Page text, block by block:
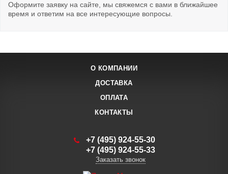
Оформите заявку на сайте, мы свяжемся с вами в ближайшее
время и ответим на все интересующие вопросы.
О КОМПАНИИ
ДОСТАВКА
ОПЛАТА
КОНТАКТЫ
+7 (495) 924-55-30
+7 (495) 924-55-33
Заказать звонок